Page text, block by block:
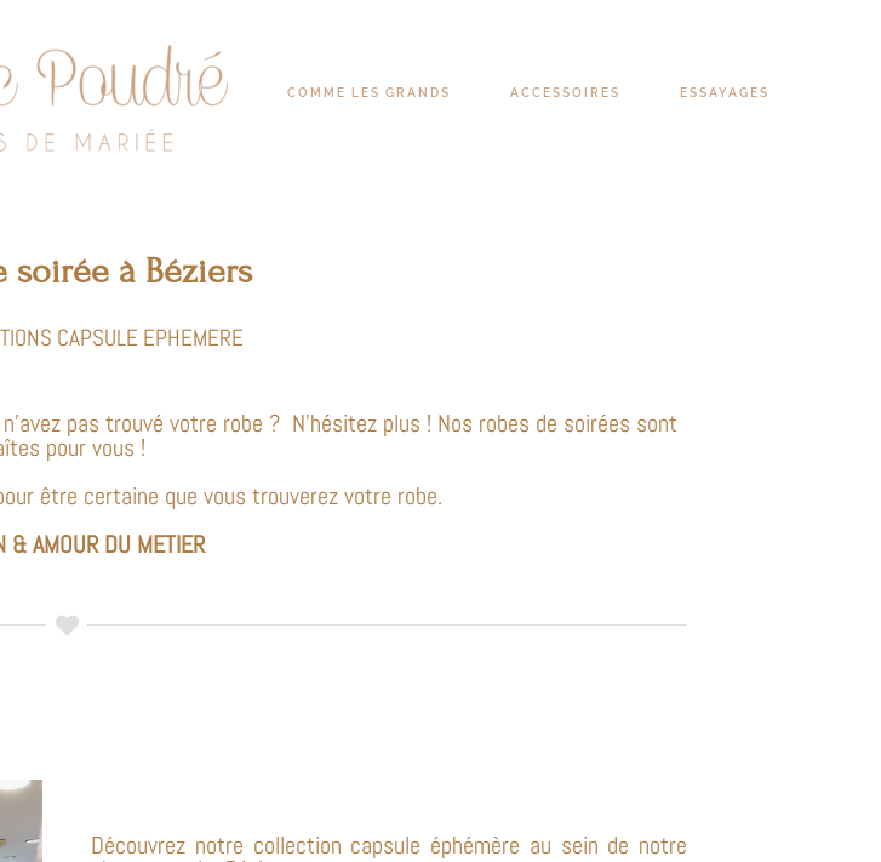
COMME LES GRANDS ACCESSOIRES ESSAYAGES
soirée à Béziers
CAPSULE EPHEMERE
pas trouvé votre robe ? N’hésitez plus ! Nos robes de soirées sont
pour vous !
être certaine que vous trouverez votre robe.
& AMOUR DU METIER
Découvrez notre collection capsule éphémère au sein de notre